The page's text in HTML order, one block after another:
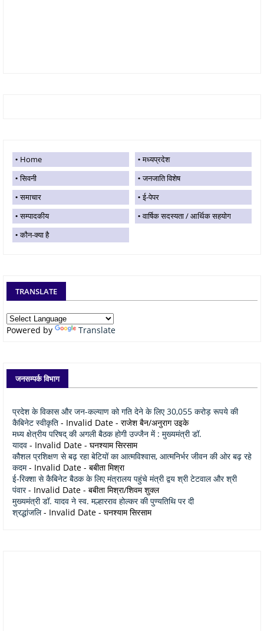
Home
मध्यप्रदेश
सिवनी
जनजाति विशेष
समाचार
ई-पेपर
सम्पादकीय
वार्षिक सदस्यता / आर्थिक सहयोग
कौन-क्या है
TRANSLATE
Powered by Translate
जनसम्पर्क विभाग
प्रदेश के विकास और जन-कल्याण को गति देने के लिए 30,055 करोड़ रूपये की
कैबिनेट स्वीकृति - Invalid Date - राजेश बैन/अनुराग उइके
मध्य क्षेत्रीय परिषद् की अगली बैठक होगी उज्जैन में : मुख्यमंत्री डॉ.
यादव - Invalid Date - घनश्याम सिरसाम
कौशल प्रशिक्षण से बढ़ रहा बेटियों का आत्मविश्वास, आत्मनिर्भर जीवन की ओर बढ़ रहे
कदम- Invalid Date - बबीता मिश्रा
ई-रिक्शा से कैबिनेट बैठक के लिए मंत्रालय पहुंचे मंत्री द्वय श्री टेटवाल और श्री
पंवार- Invalid Date - बबीता मिश्रा/शिवम शुक्ल
मुख्यमंत्री डॉ. यादव ने स्व. मल्हारराव होल्कर की पुण्यतिथि पर दी
श्रद्धांजलि- Invalid Date - घनश्याम सिरसाम